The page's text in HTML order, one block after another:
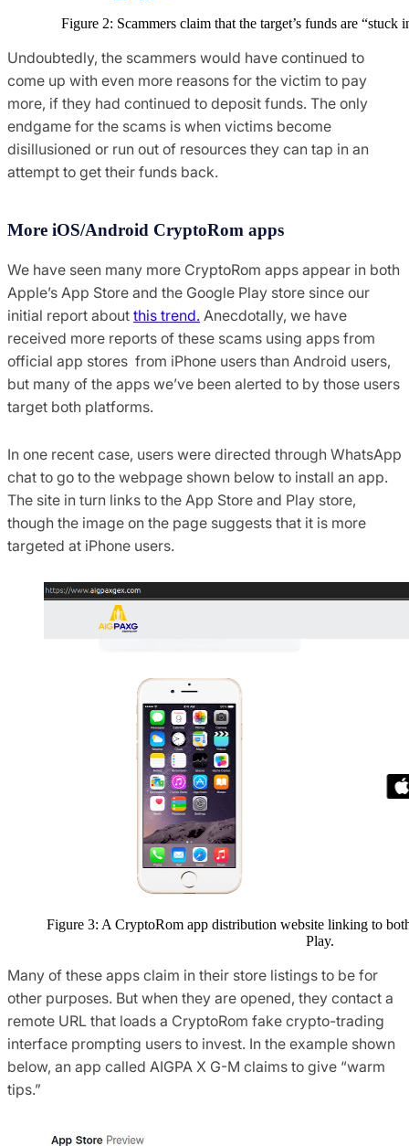
Figure 2: Scammers claim that the target’s funds are “stuck
Undoubtedly, the scammers would have continued to
come up with even more reasons for the victim to pay
more, if they had continued to deposit funds. The only
endgame for the scams is when victims become
disillusioned or run out of resources they can tap in an
attempt to get their funds back.
More iOS/Android CryptoRom apps
We have seen many more CryptoRom apps appear in both
Apple’s App Store and the Google Play store since our
initial report about this trend. Anecdotally, we have
received more reports of these scams using apps from
official app stores from iPhone users than Android users,
but many of the apps we’ve been alerted to by those users
target both platforms.
In one recent case, users were directed through WhatsApp
chat to go to the webpage shown below to install an app.
The site in turn links to the App Store and Play store,
though the image on the page suggests that it is more
targeted at iPhone users.
Figure 3: A CryptoRom app distribution website linking to
Play.
Many of these apps claim in their store listings to be for
other purposes. But when they are opened, they contact a
remote URL that loads a CryptoRom fake crypto-trading
interface prompting users to invest. In the example shown
below, an app called AIGPA X G-M claims to give “warm
tips.”